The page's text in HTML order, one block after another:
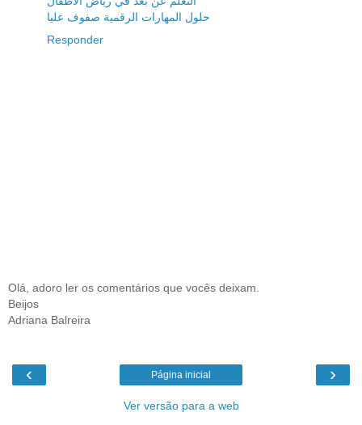
حلول المهارات الرقمية صفوف عليا
Responder
Olá, adoro ler os comentários que vocês deixam.
Beijos
Adriana Balreira
‹ ›
Página inicial
Ver versão para a web